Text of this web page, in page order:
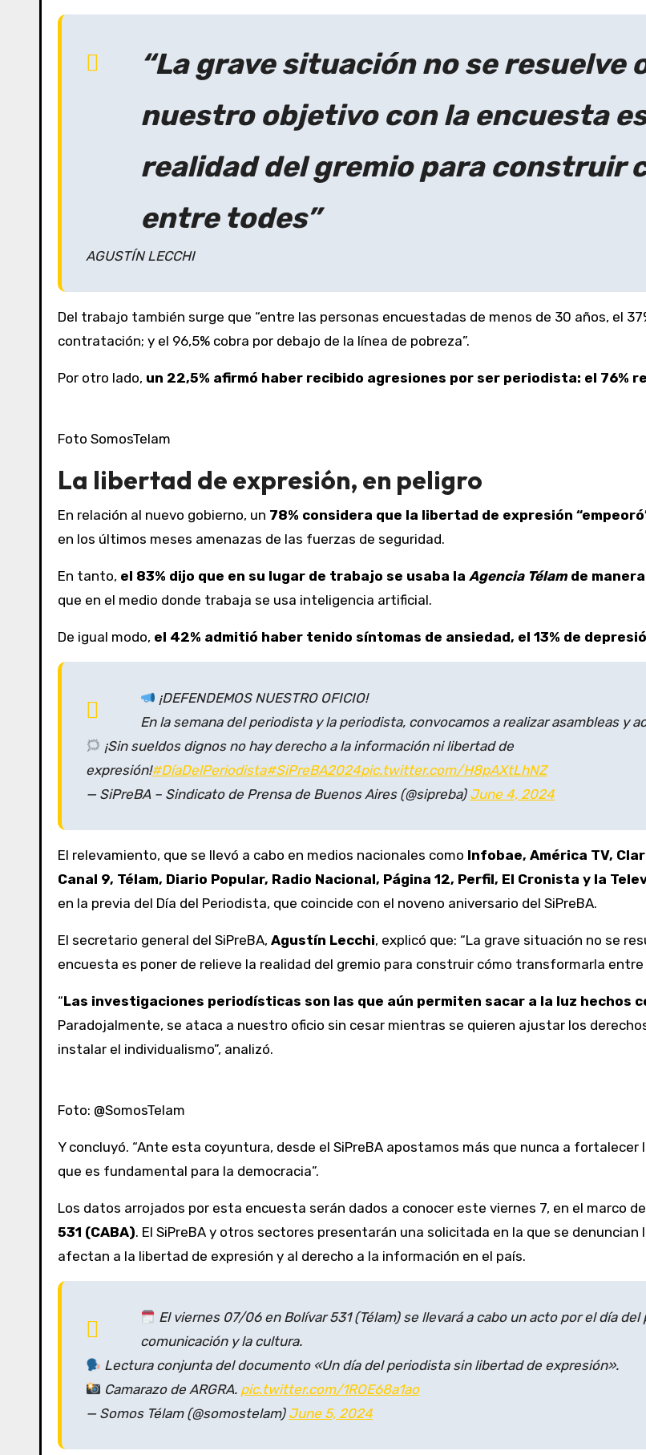
“La grave situación no se resuelve
nuestro objetivo con la encuesta
realidad del gremio para construir
entre todes”
AGUSTÍN LECCHI
Del trabajo también surge que “entre las personas encuestadas de menos de 30 años, el
contratación; y el 96,5% cobra por debajo de la línea de pobreza”.
Por otro lado, un 22,5% afirmó haber recibido agresiones por ser periodista: el 76%
Foto SomosTelam
La libertad de expresión, en peligro
En relación al nuevo gobierno, un 78% considera que la libertad de expresión
en los últimos meses amenazas de las fuerzas de seguridad.
En tanto, el 83% dijo que en su lugar de trabajo se usaba la Agencia Télamde
que en el medio donde trabaja se usa inteligencia artificial.
De igual modo, el 42% admitió haber tenido síntomas de ansiedad, el 13% de
¡DEFENDEMOS NUESTRO OFICIO!
En la semana del periodista y la periodista, convocamos a realizar asambleas y
¡Sin sueldos dignos no hay derecho a la información ni libertad de
expresión!#DíaDelPeriodista#SiPreBA2024pic.twitter.com/H8pAXtLhNZ
— SiPreBA – Sindicato de Prensa de Buenos Aires (@sipreba) June 4, 2024
El relevamiento, que se llevó a cabo en medios nacionales como Infobae, América TV,
Canal 9, Télam, Diario Popular, Radio Nacional, Página 12, Perfil, El Cronista y la
en la previa del Día del Periodista, que coincide con el noveno aniversario del SiPreBA.
El secretario general del SiPreBA, Agustín Lecchi, explicó que: “La grave situación no se
encuesta es poner de relieve la realidad del gremio para construir cómo transformarla entre
“Las investigaciones periodísticas son las que aún permiten sacar a la luz hechos
Paradojalmente, se ataca a nuestro oficio sin cesar mientras se quieren ajustar los
instalar el individualismo”, analizó.
Foto: @SomosTelam
Y concluyó. “Ante esta coyuntura, desde el SiPreBA apostamos más que nunca a
que es fundamental para la democracia”.
Los datos arrojados por esta encuesta serán dados a conocer este viernes 7, en el marco
531 (CABA). El SiPreBA y otros sectores presentarán una solicitada en la que se
afectan a la libertad de expresión y al derecho a la información en el país.
El viernes 07/06 en Bolívar 531 (Télam) se llevará a cabo un acto por el día
comunicación y la cultura.
Lectura conjunta del documento «Un día del periodista sin libertad de expresión».
Camarazo de ARGRA. pic.twitter.com/1ROE68a1ao
— Somos Télam (@somostelam) June 5, 2024